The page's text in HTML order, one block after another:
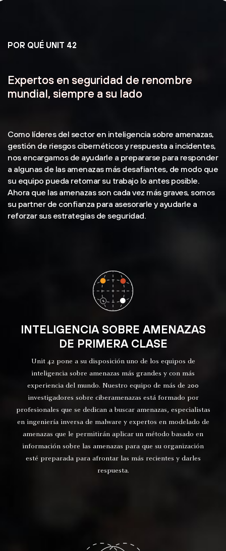
POR QUÉ UNIT 42
Expertos en seguridad de renombre
mundial, siempre a su lado
Como líderes del sector en inteligencia sobre amenazas,
gestión de riesgos cibernéticos y respuesta a incidentes,
nos encargamos de ayudarle a prepararse para responder
a algunas de las amenazas más desafiantes, de modo que
su equipo pueda retomar su trabajo lo antes posible.
Ahora que las amenazas son cada vez más graves, somos
su partner de confianza para asesorarle y ayudarle a
reforzar sus estrategias de seguridad.
INTELIGENCIA SOBRE AMENAZAS
DE PRIMERA CLASE
Unit 42 pone a su disposición uno de los equipos de
inteligencia sobre amenazas más grandes y con más
experiencia del mundo. Nuestro equipo de más de 200
investigadores sobre ciberamenazas está formado por
profesionales que se dedican a buscar amenazas, especialistas
en ingeniería inversa de malware y expertos en modelado de
amenazas que le permitirán aplicar un método basado en
información sobre las amenazas para que su organización
esté preparada para afrontar las más recientes y darles
respuesta.